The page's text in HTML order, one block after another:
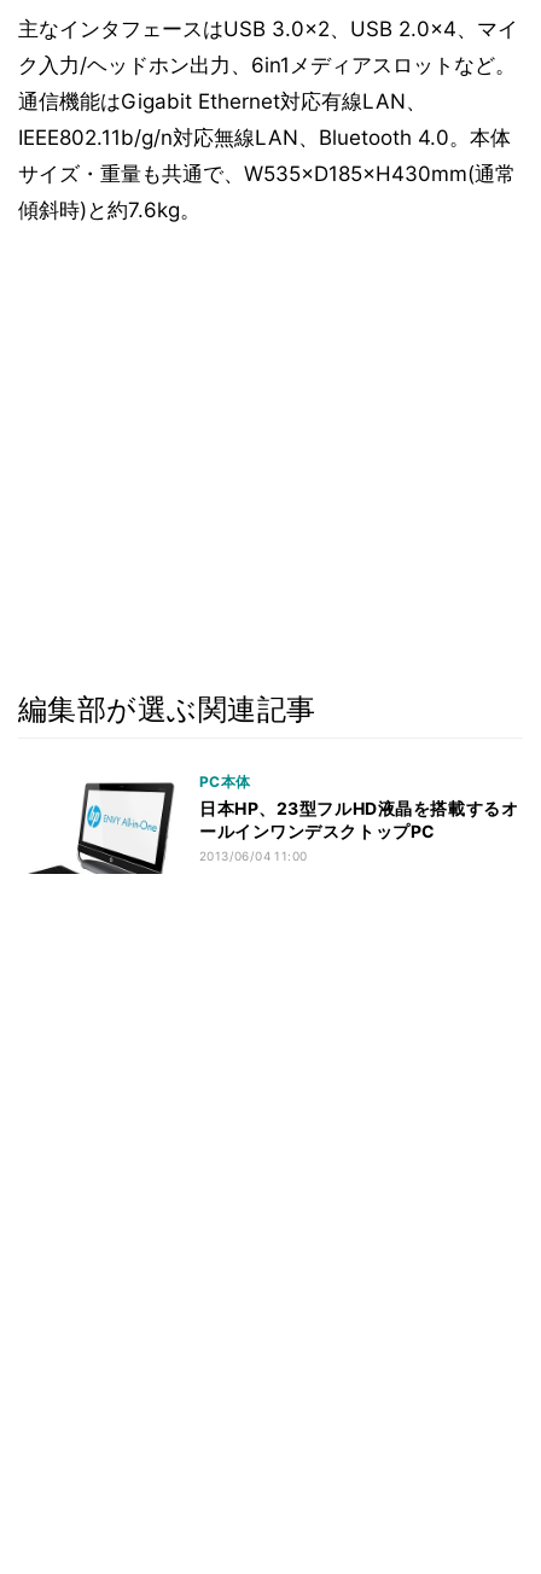
主なインタフェースはUSB 3.0×2、USB 2.0×4、マイ
ク入力/ヘッドホン出力、6in1メディアスロットなど。
通信機能はGigabit Ethernet対応有線LAN、
IEEE802.11b/g/n対応無線LAN、Bluetooth 4.0。本体
サイズ・重量も共通で、W535×D185×H430mm(通常
傾斜時)と約7.6kg。
編集部が選ぶ関連記事
PC本体
日本HP、23型フルHD液晶を搭載するオ
ールインワンデスクトップPC
2013/06/04 11:00